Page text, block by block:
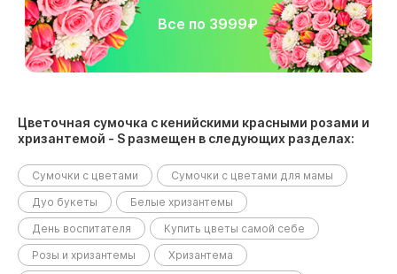
Все по 3999₽
Цветочная сумочка с кенийскими красными розами и
хризантемой - S размещен в следующих разделах:
Сумочки с цветами
Сумочки с цветами для мамы
Дуо букеты
Белые хризантемы
День воспитателя
Купить цветы самой себе
Розы и хризантемы
Хризантема